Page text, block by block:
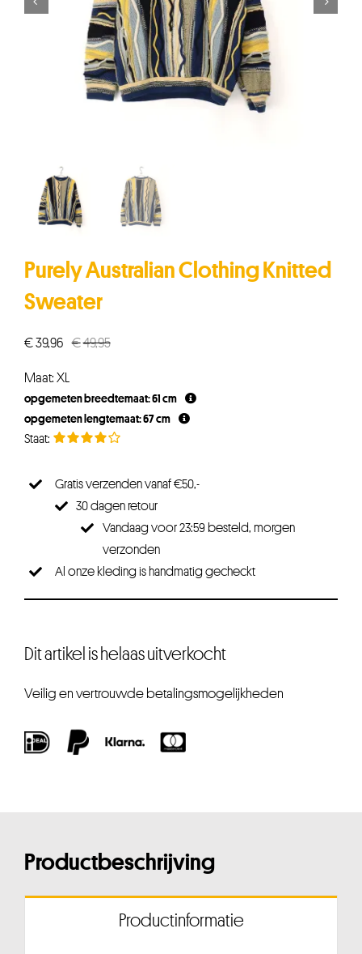
Purely Australian Clothing Knitted
Sweater
€49,95Oorspronkelijke
€49,95.
€39,96
Huidige
€39,96.
Maat: XL
opgemeten breedtemaat: 61 cm
opgemeten lengtemaat: 67 cm
Gratis verzenden vanaf €50,-
30 dagen retour
Vandaag voor 23:59 besteld, morgen
verzonden
Al onze kleding is handmatig gecheckt
Dit artikel is helaas uitverkocht
Veilig en vertrouwde betalingsmogelijkheden
Productbeschrijving
Productinformatie